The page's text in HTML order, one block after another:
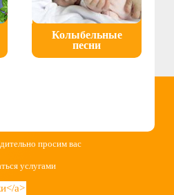
Колыбельные
песни
просим вас
услугами
a>